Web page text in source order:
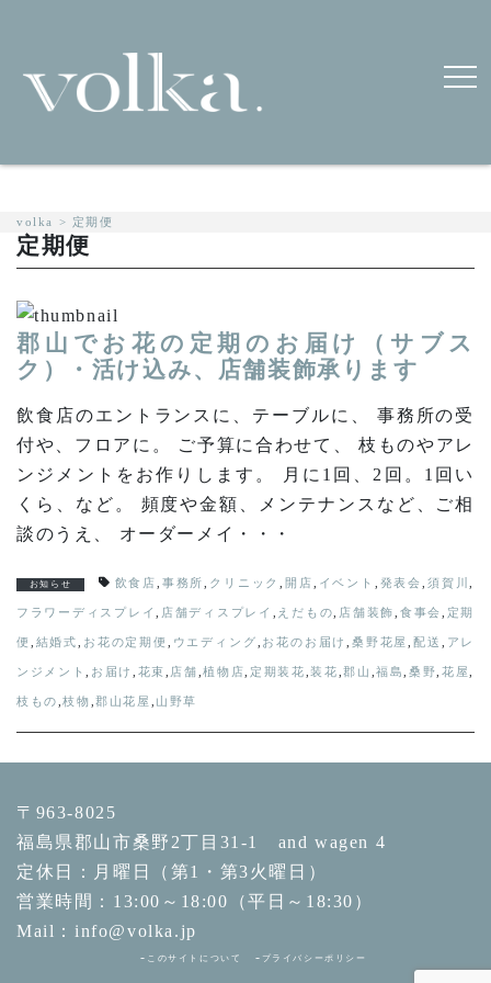
volka > 定期便
定期便
郡山でお花の定期のお届け（サブス
ク）・活け込み、店舗装飾承ります
飲食店のエントランスに、テーブルに、 事務所の受
付や、フロアに。 ご予算に合わせて、 枝ものやアレ
ンジメントをお作りします。 月に1回、2回。1回い
くら、など。 頻度や金額、メンテナンスなど、ご相
談のうえ、 オーダーメイ・・・
お知らせ 飲食店 事務所 クリニック 開店 イベント 発表会 須賀川
フラワーディスプレイ 店舗ディスプレイ えだもの 店舗装飾 食事会 定期
便 結婚式 お花の定期便 ウエディング お花のお届け 桑野花屋 配送 アレ
ンジメント お届け 花束 店舗 ,植物店 定期装花 装花 ,郡山 ,福島 ,桑野 ,花屋
枝もの ,枝物 ,郡山花屋 山野草
〒963-8025
福島県郡山市桑野2丁目31-1 and wagen 4
定休日：月曜日（第1・第3火曜日）
営業時間：13:00～18:00（平日～18:30）
Mail：info@volka.jp
このサイトについて プライバシーポリシー